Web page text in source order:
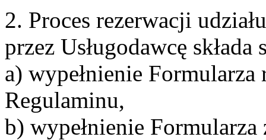
2. Proces rezerwacji
przez Usługodawcę
a) wypełnienie
Regulaminu,
b) wypełnienie Formularza